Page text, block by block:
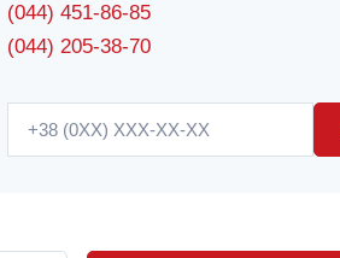
(044) 451-86-85
(044) 205-38-70